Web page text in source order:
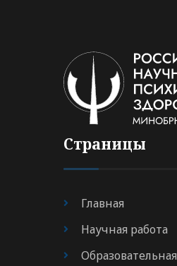
Страницы
Главная
Научная работа
Образовательная